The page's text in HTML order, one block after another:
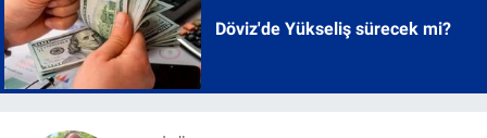
Döviz'de Yükseliş sürecek mi?